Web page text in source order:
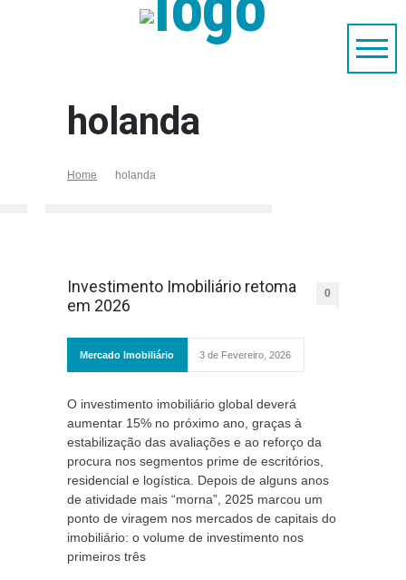
holanda
Home holanda
Investimento Imobiliário retoma
em 2026
0
Mercado Imobiliário 3 de Fevereiro, 2026
O investimento imobiliário global deverá
aumentar 15% no próximo ano, graças à
estabilização das avaliações e ao reforço da
procura nos segmentos prime de escritórios,
residencial e logística. Depois de alguns anos
de atividade mais “morna”, 2025 marcou um
ponto de viragem nos mercados de capitais do
imobiliário: o volume de investimento nos
primeiros três